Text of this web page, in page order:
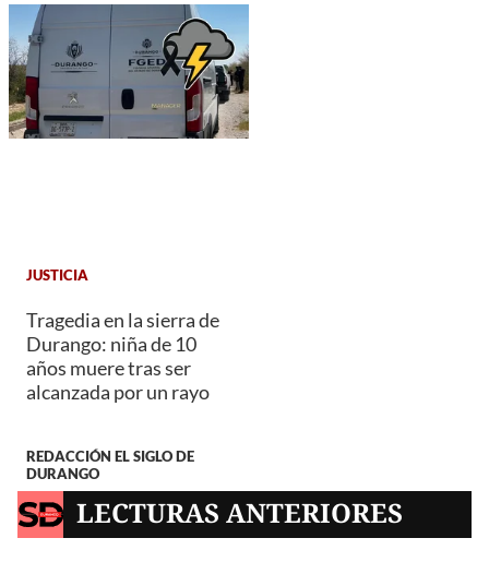
JUSTICIA
Tragedia en la sierra de
Durango: niña de 10
años muere tras ser
alcanzada por un rayo
REDACCIÓN EL SIGLO DE
DURANGO
LECTURAS ANTERIORES